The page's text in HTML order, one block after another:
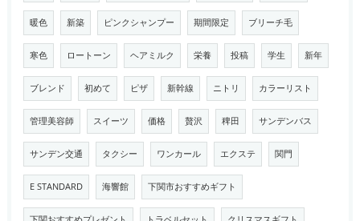
暖色 新築 ピンクシャンプー 期間限定 ブリーチ毛
寒色 ロートーン ヘアミルク 栄養 投稿 学生 新年
ブレンド 初めて ピザ 新幹線 ニトリ カラーリスト
管理美容師 スイーツ 価格 贅沢 稗田 サンデンバス
サンデン交通 タクシー ワンカール エクステ 関門
E STANDARD 海響館 下関市おすすめギフト